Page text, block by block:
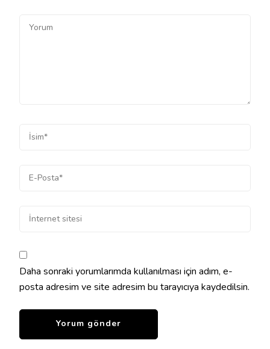
Daha sonraki yorumlarımda kullanılması için adım, e-
posta adresim ve site adresim bu tarayıcıya kaydedilsin.